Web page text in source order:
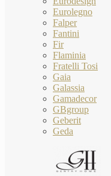
Eurolegno
Falper
Fantini
Fir
Flaminia
Fratelli Tosi
Gaia
Galassia
Gamadecor
GBgroup
Geberit
Geda